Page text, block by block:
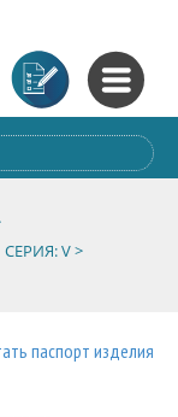
СЕРИЯ: V >
паспорт изделия